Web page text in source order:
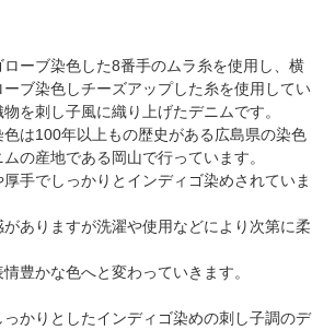
ーブ染色した8番手のムラ糸を使用し、横
ブ染色しチーズアップした糸を使用してい
を刺し子風に織り上げたデニムです。
は100年以上もの歴史がある広島県の染色
の産地である岡山で行っています。
手でしっかりとインディゴ染めされていま
ありますが洗濯や使用などにより次第に柔
豊かな色へと変わっていきます。
かりとしたインディゴ染めの刺し子調のデ